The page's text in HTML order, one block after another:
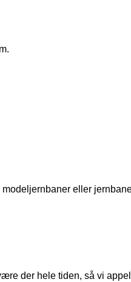
eller
der hele tiden, så vi